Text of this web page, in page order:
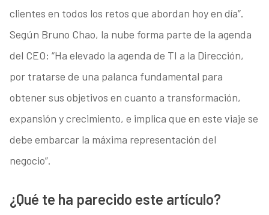
clientes en todos los retos que abordan hoy en día”.
Según Bruno Chao, la nube forma parte de la agenda
del CEO: “Ha elevado la agenda de TI a la Dirección,
por tratarse de una palanca fundamental para
obtener sus objetivos en cuanto a transformación,
expansión y crecimiento, e implica que en este viaje se
debe embarcar la máxima representación del
negocio”.
¿Qué te ha parecido este artículo?